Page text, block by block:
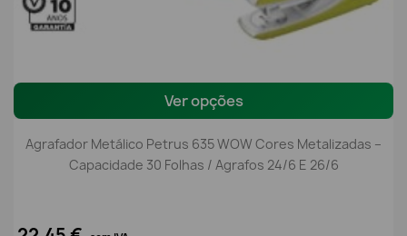
Ver opções
Agrafador Metálico Petrus 635 WOW Cores Metalizadas –
Capacidade 30 Folhas / Agrafos 24/6 E 26/6